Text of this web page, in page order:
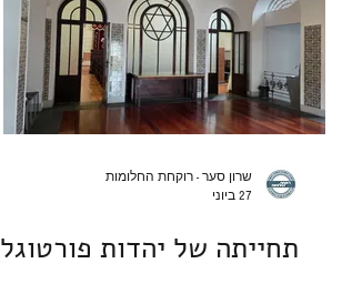
ומתארחת מתנות לחיים בלוג אוכל
שרון סער - רוקחת החלומות
27 ביוני
תחייתה של יהדות פורטוגל